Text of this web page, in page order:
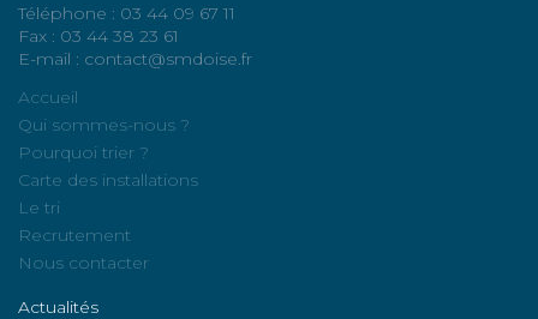
Téléphone : 03 44 09 67 11
Fax : 03 44 38 23 61
E-mail : contact@smdoise.fr
Accueil
Qui sommes-nous ?
Pourquoi trier ?
Carte des installations
Le tri
Recrutement
Nous contacter
Actualités